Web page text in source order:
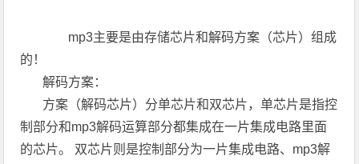
mp3主要是由存储芯片和解码方案（芯片）组成
的！
解码方案：
方案（解码芯片）分单芯片和双芯片，单芯片是指控
制部分和mp3解码运算部分都集成在一片集成电路里面
的芯片。 双芯片则是控制部分为一片集成电路、mp3解